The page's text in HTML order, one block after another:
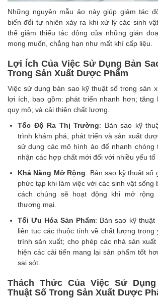
Những nguyên mẫu ảo này giúp giảm tác
biến đổi tự nhiên xảy ra khi xử lý các sinh
thể giảm thiểu tác động của những gián
mong muốn, chẳng hạn như mất khí cấp liệu.
Lợi Ích Của Việc Sử Dụng Bản
Trong Sản Xuất Dược Phẩm
Việc sử dụng bản sao kỹ thuật số trong sản
lợi ích, bao gồm: phát triển nhanh hơn; tăng
quy mô; và cải thiện chất lượng.
Tốc Độ Ra Thị Trường: Bản sao kỹ
trình khám phá, phát triển và sản xuất
sử dụng các mô hình ảo để nhanh chóng
nhận các hợp chất mới đối với nhiều yếu tố
Khả Năng Mở Rộng: Bản sao kỹ thuật số
phức tạp khi làm việc với các sinh vật sống
cách chúng sẽ hoạt động khi mở rộng
thương mại.
Tối Ưu Hóa Sản Phẩm: Bản sao kỹ thuật
liên tục các thuộc tính về chất lượng trọng
trình sản xuất; cho phép các nhà sản
hiện các cải tiến mang lại sản phẩm tốt
sai sót.
Thách Thức Của Việc Sử
Thuật Số Trong Sản Xuất Dược